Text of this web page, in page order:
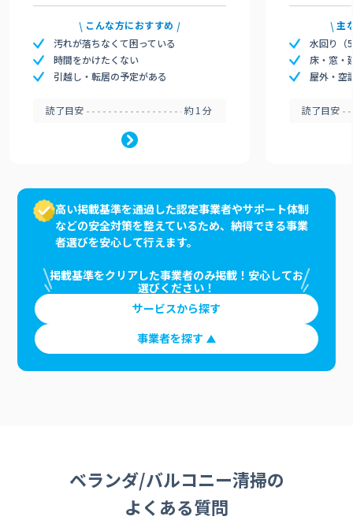
こんな方におすすめ
汚れが落ちなくて困っている
時間をかけたくない
引越し・転居の予定がある
読了目安 約1分
主
水回り（
床・窓・
屋外・空
読了目安
高い掲載基準を通過した認定事業者やサポート体制
などの安全対策を整えているため、納得できる事業
者選びを安心して行えます。
掲載基準をクリアした事業者のみ掲載！安心してお
選びください！
サービスから探す
事業者を探す
ベランダ/バルコニー清掃の
よくある質問